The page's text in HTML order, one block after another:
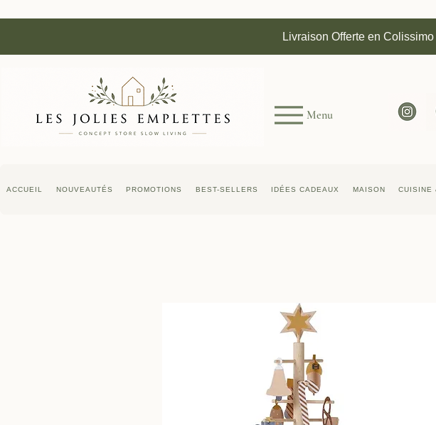
Livraison Offerte en
Menu
ACCUEIL NOUVEAUTÉS PROMOTIONS BEST-SELLERS IDÉES CADEAUX MAISON CUISINE